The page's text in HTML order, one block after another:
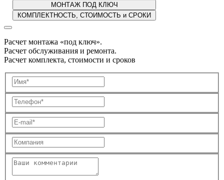
Расчет монтажа «под ключ».
Расчет обслуживания и ремонта.
Расчет комплекта, стоимости и сроков